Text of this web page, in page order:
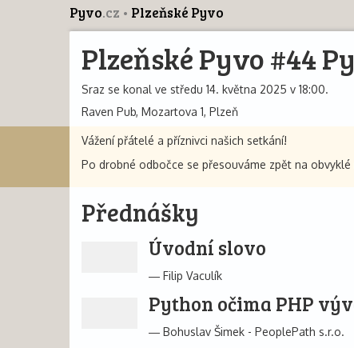
Pyvo.cz Plzeňské Pyvo
Plzeňské Pyvo #44
Sraz se konal ve středu 14. května 2025 v 18:00.
Raven Pub, Mozartova 1, Plzeň
Vážení přátelé a příznivci našich setkání!
Po drobné odbočce se přesouváme zpět na
Přednášky
Úvodní slovo
Filip Vaculík
Python očima PHP
Bohuslav Šimek - PeoplePath s.r.o.